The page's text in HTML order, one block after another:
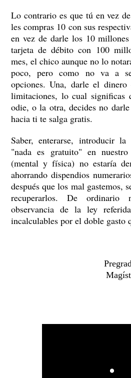
Lo contrario es que tú en vez
les compras 10 con sus
en vez de darle los 10
tarjeta de débito con 100
mes, el chico aunque no lo
poco, pero como no va a
opciones. Una, darle el dinero
limitaciones, lo cual significas
odie, o la otra, decides no
hacia ti te salga gratis.
Saber, enterarse, introducir
"nada es gratuito" en
(mental y física) no estaría
ahorrando dispendios
después que los mal gastemos,
recuperarlos. De
observancia de la ley
incalculables por el doble gasto